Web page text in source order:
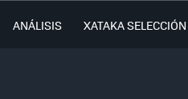
ANÁLISIS XATAKA SELECCIÓN